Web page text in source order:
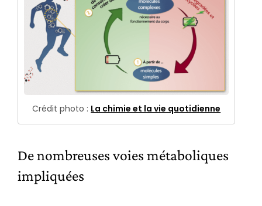
Crédit photo : La chimie et la vie quotidienne
De nombreuses voies métaboliques
impliquées